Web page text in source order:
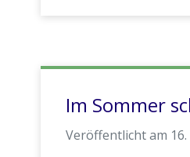
Im Sommer
Veröffentlicht am 16.